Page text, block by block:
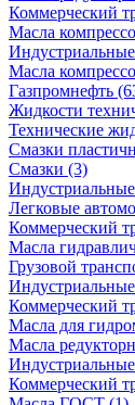
Коммерческий
Масла
Индустриальные
Масла
Газпромнефть
Жидкости
Технические
Смазки
Смазки (3)
Индустриальные
Легковые
Коммерческий
Масла
Грузовой
Индустриальные
Коммерческий
Масла для
Масла
Индустриальные
Коммерческий